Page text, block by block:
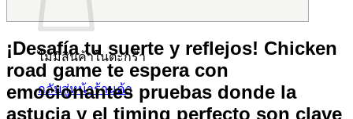
ไม่มีสินค้าในตะกร้า
กลับสู่หน้าร้านค้า
¡Desafía tu suerte y reflejos! Chicken
road game te espera con
emocionantes pruebas donde la
astucia y el timing perfecto son clave